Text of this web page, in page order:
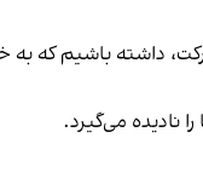
داشته باشیم که به
نادیده می‌گیرد.